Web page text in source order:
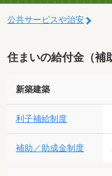
公共サービスや治安
住まいの給付金（補
新築建築
利子補給制度
補助／助成金制度